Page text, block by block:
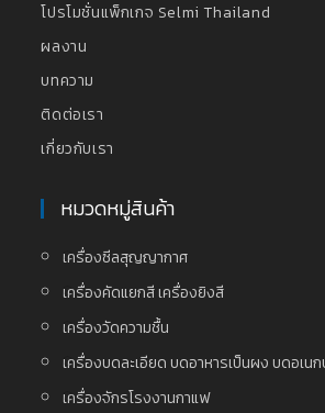
โปรโมชั่นแพ็กเกจ Selmi Thailand
ผลงาน
บทความ
ติดต่อเรา
เกี่ยวกับเรา
หมวดหมู่สินค้า
เครื่องซีลสุญญากาศ
เครื่องคัดแยกสี เครื่องยิงสี
เครื่องวัดความชื้น
เครื่องบดละเอียด บดอาหารเป็นผง บดอเน
เครื่องจักรโรงงานกาแฟ